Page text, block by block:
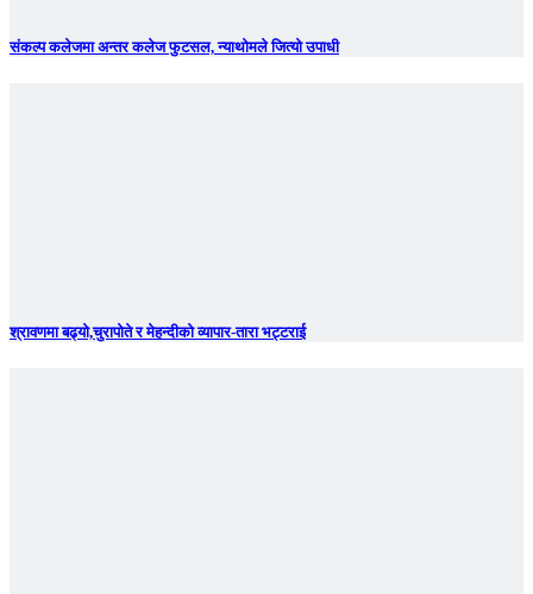
संकल्प कलेजमा अन्तर कलेज फुटसल, न्याथोमले जित्यो उपाधी
श्रावणमा बढ्यो,चुरापोते र मेहन्दीको व्यापार-तारा भट्टराई